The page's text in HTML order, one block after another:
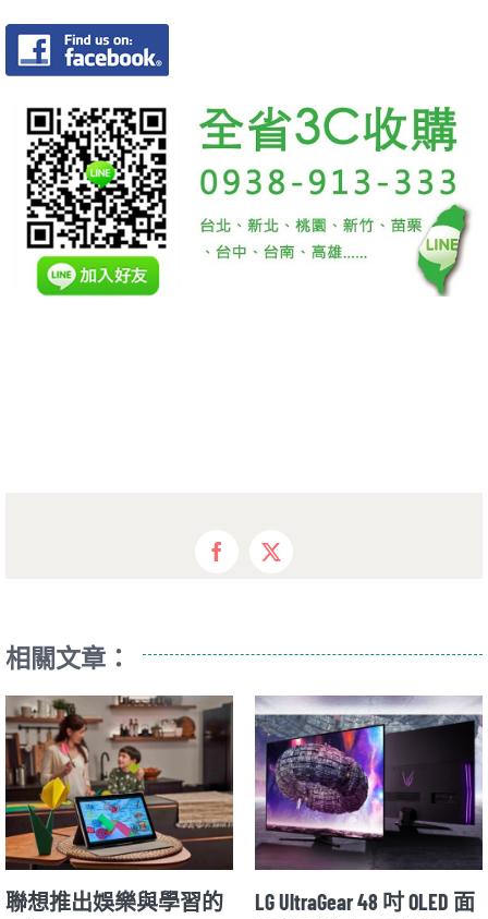
Facebook
X
相關文章：
聯想推出娛樂與學習的
LG UltraGear 48 吋 OLED 面